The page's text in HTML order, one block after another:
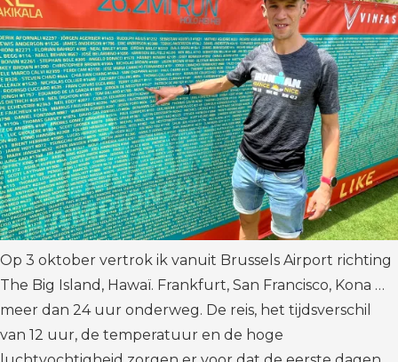
Op 3 oktober vertrok ik vanuit Brussels Airport richting
The Big Island, Hawaï. Frankfurt, San Francisco, Kona …
meer dan 24 uur onderweg. De reis, het tijdsverschil
van 12 uur, de temperatuur en de hoge